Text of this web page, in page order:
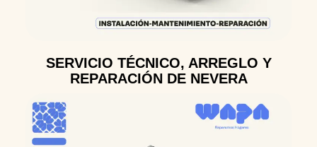
SERVICIO TÉCNICO, ARREGLO Y
REPARACIÓN DE NEVERA